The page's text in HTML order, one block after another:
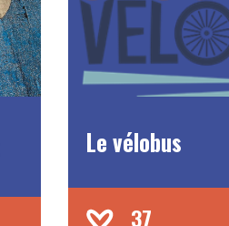
Le vélobus
37